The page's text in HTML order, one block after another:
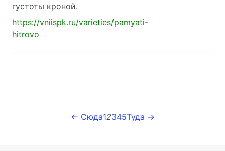
густоты кроной.
https://vniispk.ru/varieties/pamyati-
hitrovo
← Сюда12345Туда →